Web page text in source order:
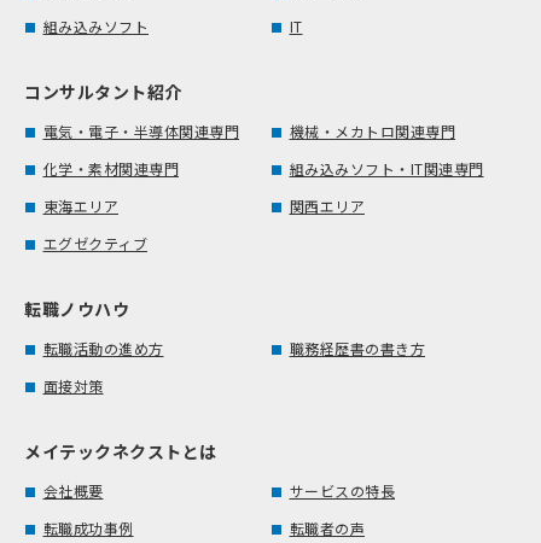
組み込みソフト
IT
コンサルタント紹介
電気・電子・半導体関連専門
機械・メカトロ関連専門
化学・素材関連専門
組み込みソフト・IT関連専門
東海エリア
関西エリア
エグゼクティブ
転職ノウハウ
転職活動の進め方
職務経歴書の書き方
面接対策
メイテックネクストとは
会社概要
サービスの特長
転職成功事例
転職者の声